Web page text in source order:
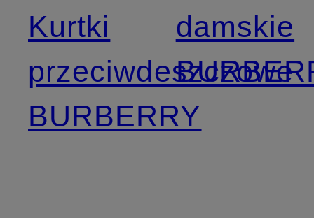
Kurtki
przeciwdeszczowe
BURBERRY
damskie